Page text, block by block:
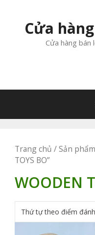
Cửa
Cửa hàng bán
Trang chủ / Sản
TOYS BO”
WOODEN